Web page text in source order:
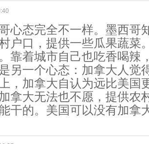
心态完全不一样。墨西哥
户口，提供一些瓜果蔬菜
靠着城市自己也吃香喝辣
另一个心态：加拿大人觉
，加拿大自认为远比美国
拿大无法也不愿，提供农
干的。美国可以没有加拿